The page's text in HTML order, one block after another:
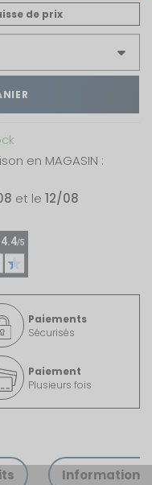
de prix
en MAGASIN :
et le 12/08
Paiements
Sécurisés
Paiement
Plusieurs fois
Informations